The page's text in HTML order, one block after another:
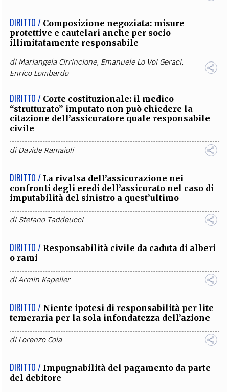
DIRITTO / Composizione negoziata: misure
protettive e cautelari anche per socio
illimitatamente responsabile
diMariangela Cirrincione, Emanuele Lo Voi Geraci,
Enrico Lombardo
DIRITTO / Corte costituzionale: il medico
“strutturato” imputato non può chiedere la
citazione dell’assicuratore quale responsabile
civile
diDavide Ramaioli
DIRITTO / La rivalsa dell’assicurazione nei
confronti degli eredi dell’assicurato nel caso di
imputabilità del sinistro a quest’ultimo
diStefano Taddeucci
DIRITTO / Responsabilità civile da caduta di alberi
o rami
diArmin Kapeller
DIRITTO / Niente ipotesi di responsabilità per lite
temeraria per la sola infondatezza dell’azione
diLorenzo Cola
DIRITTO / Impugnabilità del pagamento da parte
del debitore